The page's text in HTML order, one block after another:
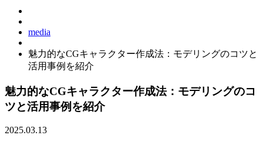
media
魅力的なCGキャラクター作成法：モデリングのコツと
活用事例を紹介
魅力的なCGキャラクター作成法：モデリングのコ
ツと活用事例を紹介
2025.03.13